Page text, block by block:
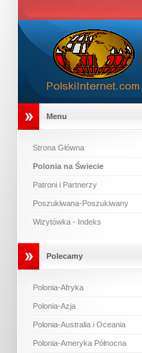
Menu
Strona Główna
Polonia na Świecie
Patroni i Partnerzy
Poszukiwana-Poszukiwany
Wizytówka - Indeks
Polecamy
Polonia-Afryka
Polonia-Azja
Polonia-Australia i Oceania
Polonia-Ameryka Północna